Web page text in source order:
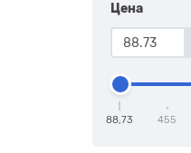
Цена
88,73 455